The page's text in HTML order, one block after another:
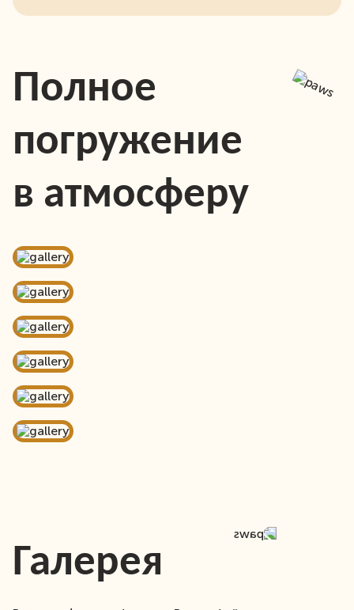
Полное
погружение
в атмосферу
Галерея